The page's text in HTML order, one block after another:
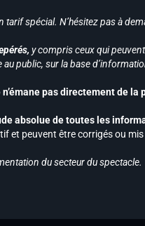
tarif spécial. N’hésitez pas à
y compris ceux qui
public, sur la base
n’émane pas directement de la
absolue de toutes les
et peuvent être corrigés ou
du secteur du spectacle.